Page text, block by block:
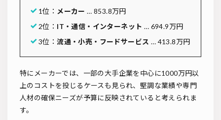
1位： メーカー … 853.8万円
2位： IT・通信・インターネット … 694.9万円
3位：流通・小売・フードサービス … 413.8万円
特にメーカーでは、一部の大手企業を中心に1000万円以
上のコストを投じるケースも見られ、堅調な業績や専門
人材の確保ニーズが予算に反映されていると考えられま
す。